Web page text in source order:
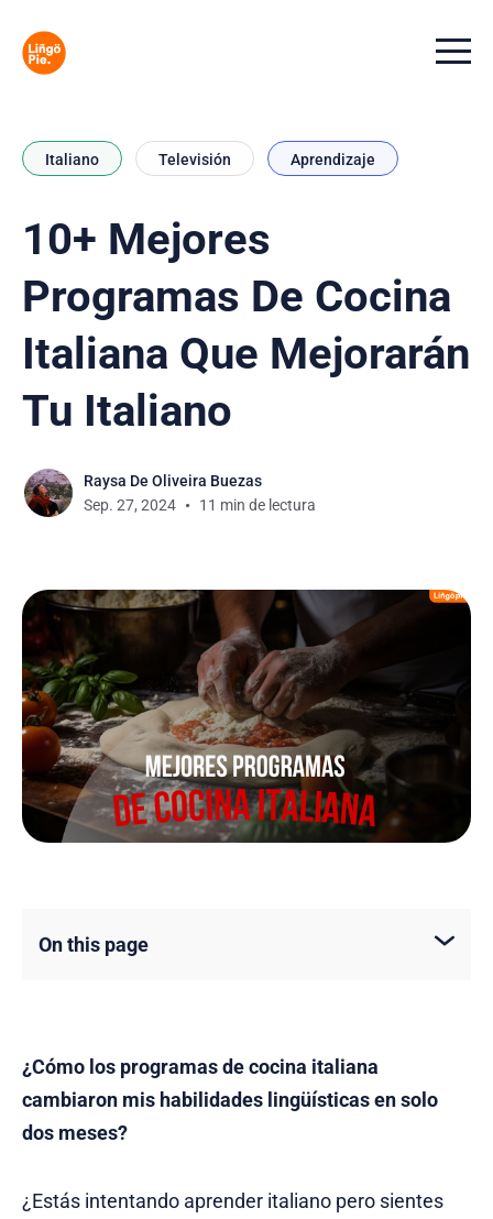
Menu
Italiano Televisión Aprendizaje
10+ Mejores
Programas De Cocina
Italiana Que Mejorarán
Tu Italiano
Raysa De Oliveira Buezas
Sep. 27, 2024
11 min de lectura
On this page
¿Cómo los programas de cocina italiana
cambiaron mis habilidades lingüísticas en solo
dos meses?
¿Estás intentando aprender italiano pero sientes